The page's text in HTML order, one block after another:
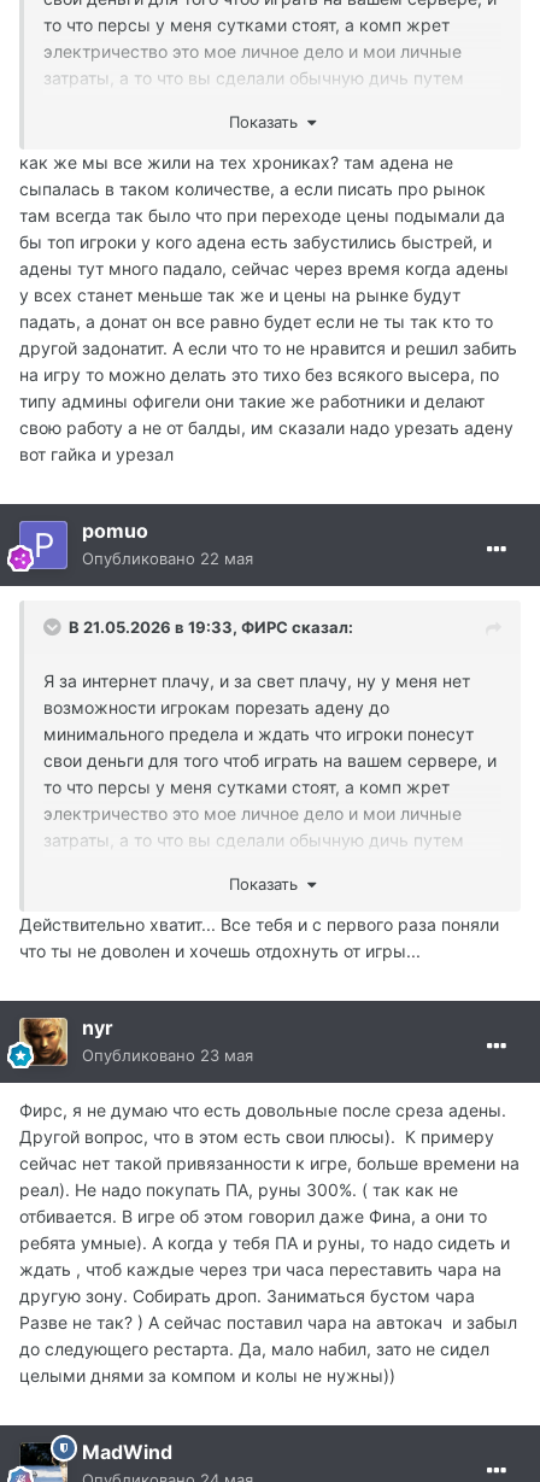
то что персы у меня сутками стоят, а комп жрет
электричество это мое личное дело и мои личные
затраты, а то что вы сделали обычную дичь путем
больше, вам , господа ГМы чести не делает, и дохода
не сделает, просто кто мог фармить без доната, тот
фармил, ну и другие люди у вас играли, те кто
донатил и на Руну 300% и на ПА, а теперь своей
выходкой вы и им по рукам ударили молотком, и им
теперь нет смысла донатить, а зачем донатить если
смысла нет ???? Я за 15 лет нормально сюда денег
вложил, и колы покупал за реал, и не только колы, не
буду уточнять что я еще покупал чтоб сервер
поддержать, много чего, но был смысл с моего
доната, а сейчас в чем смысл , закинуть около 2к
рублей, чтоб купить Прем и Руну, и толку от этого 0,
просто выброс денег на ветер, спасибо, отличный
этого фикса не знает никто, цены то не падают, ни на
буст ни на СМки, кто накрабил тот накрабил, тот и
сейчас крабит по 2-3 спота, пусть не много но часто
)))) А ни за что не платить тож можно договориться, но
достучаться до небес, ну вы ж лучше знаете как
текущие расходы
Показать
как же мы все жили на тех хрониках? там адена не
сыпалась в таком количестве, а если писать про рынок
там всегда так было что при переходе цены подымали да
бы топ игроки у кого адена есть забустились быстрей, и
адены тут много падало, сейчас через время когда адены
у всех станет меньше так же и цены на рынке будут
падать, а донат он все равно будет если не ты так кто то
другой задонатит. А если что то не нравится и решил забить
на игру то можно делать это тихо без всякого высера, по
типу админы офигели они такие же работники и делают
свою работу а не от балды, им сказали надо урезать адену
вот гайка и урезал
pomuo
Опубликовано 22 мая
В 21.05.2026 в 19:33, ФИРС сказал:
Я за интернет плачу, и за свет плачу, ну у меня нет
возможности игрокам порезать адену до
минимального предела и ждать что игроки понесут
свои деньги для того чтоб играть на вашем сервере, и
то что персы у меня сутками стоят, а комп жрет
электричество это мое личное дело и мои личные
затраты, а то что вы сделали обычную дичь путем
больше, вам , господа ГМы чести не делает, и дохода
не сделает, просто кто мог фармить без доната, тот
фармил, ну и другие люди у вас играли, те кто
выходкой вы и им по рукам ударили молотком, и им
теперь нет смысла донатить, а зачем донатить если
смысла нет ???? Я за 15 лет нормально сюда денег
вложил, и колы покупал за реал, и не только колы, не
буду уточнять что я еще покупал чтоб сервер
поддержать, много чего, но был смысл с моего
доната, а сейчас в чем смысл , закинуть около 2к
рублей, чтоб купить Прем и Руну, и толку от этого 0,
просто выброс денег на ветер, спасибо, отличный
фикс получился, просто супер, только в чем суть
этого фикса не знает никто, цены то не падают, ни на
буст ни на СМки, кто накрабил тот накрабил, тот и
сейчас крабит по 2-3 спота, пусть не много но часто
)))) А ни за что не платить тож можно договориться, но
только сервер Ваш обнулится 100%, я пытался
сервер должен жить и где деньги добывать на
текущие расходы
Показать
Действительно хватит... Все тебя и с первого раза поняли
что ты не доволен и хочешь отдохнуть от игры...
nyr
Опубликовано 23 мая
Фирс, я не думаю что есть довольные после среза адены.
Другой вопрос, что в этом есть свои плюсы). К примеру
сейчас нет такой привязанности к игре, больше времени на
реал). Не надо покупать ПА, руны 300%. ( так как не
отбивается. В игре об этом говорил даже Фина, а они то
ребята умные). А когда у тебя ПА и руны, то надо сидеть и
ждать , чтоб каждые через три часа переставить чара на
другую зону. Собирать дроп. Заниматься бустом чара
Разве не так? ) А сейчас поставил чара на автокач и забыл
до следующего рестарта. Да, мало набил, зато не сидел
целыми днями за компом и колы не нужны))
MadWind